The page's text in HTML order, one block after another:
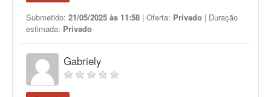
Submetido: 21/05/2025 às 11:58 | Oferta: Privado | Duração
estimada: Privado
Gabriely